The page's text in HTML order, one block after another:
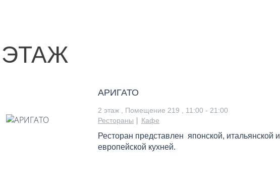
АРИГАТО
2 этаж , Помещение 219 ,
11:00 - 21:00
Рестораны | Кафе
Ресторан представлен японской, итальянской и
европейской кухней.